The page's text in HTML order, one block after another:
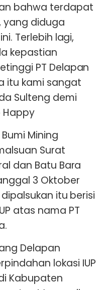
bahwa terdapat
yang diduga
Terlebih lagi,
kepastian
PT Delapan
itu kami sangat
Sulteng demi
Happy
Mining
Surat
dan Batu Bara
3 Oktober
itu berisi
atas nama PT
Delapan
lokasi IUP
Kabupaten